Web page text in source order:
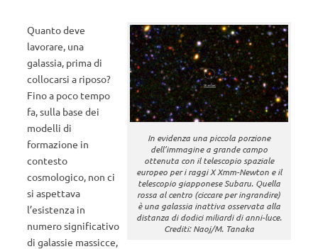
In evidenza una piccola porzione
dell’immagine a grande campo
ottenuta con il telescopio spaziale
europeo per i raggi X Xmm-Newton e il
telescopio giapponese Subaru. Quella
rossa al centro (ciccare per ingrandire)
è una galassia inattiva osservata alla
distanza di dodici miliardi di anni-luce.
Crediti: Naoj/M. Tanaka
Quanto deve
lavorare, una
galassia, prima di
collocarsi a riposo?
Fino a poco tempo
fa, sulla base dei
modelli di
formazione in
contesto
cosmologico, non ci
si aspettava
l’esistenza in
numero significativo
di galassie massicce,